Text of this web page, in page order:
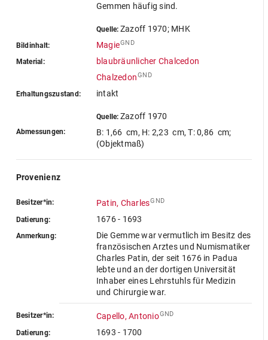
Gemmen häufig sind.
Quelle: Zazoff 1970; MHK
Bildinhalt: MagieGND
Material:
blaubräunlicher Chalcedon
ChalzedonGND
Erhaltungszustand: intakt
Quelle: Zazoff 1970
Abmessungen: B: 1,66 cm, H: 2,23 cm,T: 0,86 cm;
(Objektmaß)
Provenienz
Besitzer*in: Patin, CharlesGND
Datierung: 1676 - 1693
Anmerkung:
Die Gemme war vermutlich im Besitz des
französischen Arztes und Numismatiker
Charles Patin, der seit 1676 in Padua
lebte und an der dortigen Universität
Inhaber eines Lehrstuhls für Medizin
und Chirurgie war.
Besitzer*in: Capello, AntonioGND
Datierung: 1693 - 1700